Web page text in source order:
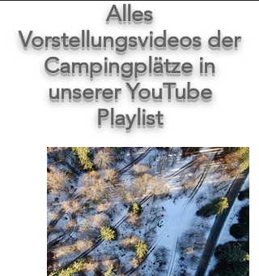
Alles
Vorstellungsvideos der
Campingplätze in
unserer YouTube
Playlist